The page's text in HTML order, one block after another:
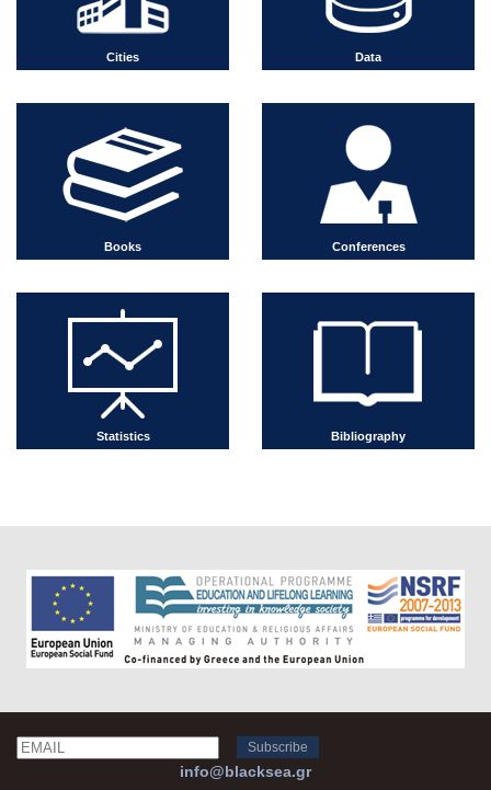
Cities Data
Books Conferences
Statistics Bibliography
Email
Name
info@blacksea.gr